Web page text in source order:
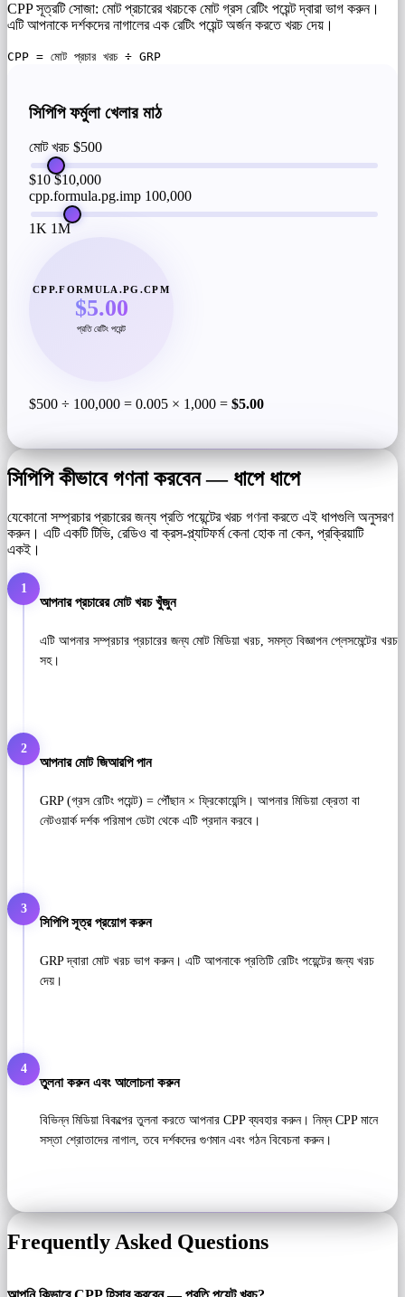
CPP সূত্রটি সোজা: মোট প্রচারের খরচকে মোট গ্রস রেটিং পয়েন্ট দ্বারা ভাগ করুন।
এটি আপনাকে দর্শকদের নাগালের এক রেটিং পয়েন্ট অর্জন করতে খরচ দেয়।
CPP = মোট প্রচার খরচ ÷ GRP
সিপিপি ফর্মুলা খেলার মাঠ
মোট খরচ $500
$10 $10,000
cpp.formula.pg.imp 100,000
1K 1M
CPP.FORMULA.PG.CPM
$5.00
প্রতি রেটিং পয়েন্ট
$500 ÷ 100,000 = 0.005 × 1,000 = $5.00
সিপিপি কীভাবে গণনা করবেন — ধাপে ধাপে
যেকোনো সম্প্রচার প্রচারের জন্য প্রতি পয়েন্টের খরচ গণনা করতে এই ধাপগুলি অনুসরণ
করুন। এটি একটি টিভি, রেডিও বা ক্রস-প্ল্যাটফর্ম কেনা হোক না কেন, প্রক্রিয়াটি
একই।
1
আপনার প্রচারের মোট খরচ খুঁজুন
এটি আপনার সম্প্রচার প্রচারের জন্য মোট মিডিয়া খরচ, সমস্ত বিজ্ঞাপন প্লেসমেন্টের খরচ
সহ।
2
আপনার মোট জিআরপি পান
GRP (গ্রস রেটিং পয়েন্ট) = পৌঁছান × ফ্রিকোয়েন্সি। আপনার মিডিয়া ক্রেতা বা
নেটওয়ার্ক দর্শক পরিমাপ ডেটা থেকে এটি প্রদান করবে।
3
সিপিপি সূত্র প্রয়োগ করুন
GRP দ্বারা মোট খরচ ভাগ করুন। এটি আপনাকে প্রতিটি রেটিং পয়েন্টের জন্য খরচ
দেয়।
4
তুলনা করুন এবং আলোচনা করুন
বিভিন্ন মিডিয়া বিকল্পের তুলনা করতে আপনার CPP ব্যবহার করুন। নিম্ন CPP মানে
সস্তা শ্রোতাদের নাগাল, তবে দর্শকদের গুণমান এবং গঠন বিবেচনা করুন।
Frequently Asked Questions